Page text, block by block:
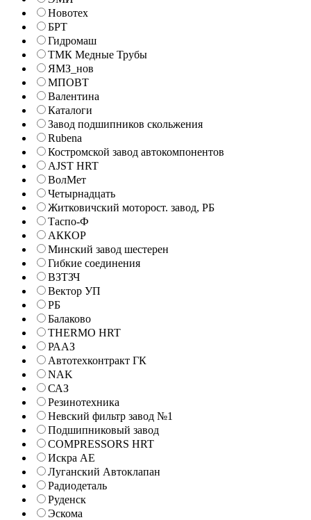
Новотех
БРТ
Гидромаш
ТМК Медные Трубы
ЯМЗ_нов
МПОВТ
Валентина
Каталоги
Завод подшипников скольжения
Rubena
Костромской завод автокомпонентов
AJST HRT
ВолМет
Четырнадцать
Житковичский моторост. завод, РБ
Таспо-Ф
АККОР
Минский завод шестерен
Гибкие соединения
ВЗТЗЧ
Вектор УП
РБ
Балаково
THERMO HRT
РААЗ
Автотехконтракт ГК
NAK
САЗ
Резинотехника
Невский фильтр завод №1
Подшипниковый завод
COMPRESSORS HRT
Искра АЕ
Луганский Автоклапан
Радиодеталь
Руденск
Эскома